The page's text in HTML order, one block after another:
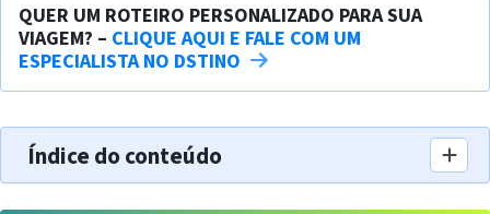
QUER UM ROTEIRO PERSONALIZADO PARA SUA
VIAGEM? – CLIQUE AQUI E FALE COM UM
ESPECIALISTA NO DSTINO
Índice do conteúdo